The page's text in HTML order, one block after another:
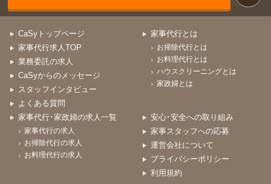
CaSyトップページ
家事代行求人TOP
業務委託の求人
CaSyからのメッセージ
スタッフインタビュー
よくある質問
家事代行とは
お掃除代行とは
お料理代行とは
ハウスクリーニングとは
家政婦とは
家事代行･家政婦の求人一覧
家事代行の求人
お掃除代行の求人
お料理代行の求人
安心･安全への取り組み
家事スタッフへの応募
運営会社について
プライバシーポリシー
利用規約